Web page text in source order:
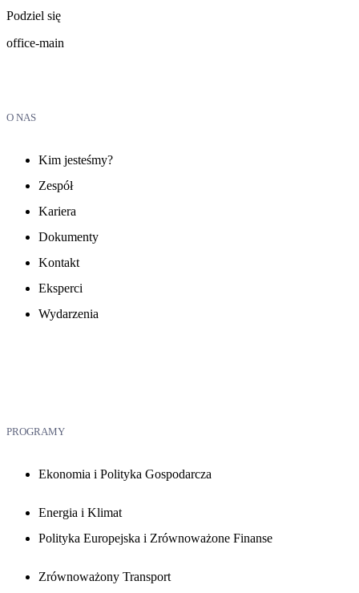
Podziel się
office-main
O NAS
Kim jesteśmy?
Zespół
Kariera
Dokumenty
Kontakt
Eksperci
Wydarzenia
PROGRAMY
Ekonomia i Polityka Gospodarcza
Energia i Klimat
Polityka Europejska i Zrównoważone Finanse
Zrównoważony Transport